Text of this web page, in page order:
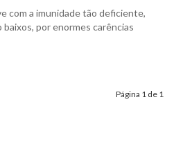
com a imunidade tão deficiente,
por enormes carências
Página 1 de 1